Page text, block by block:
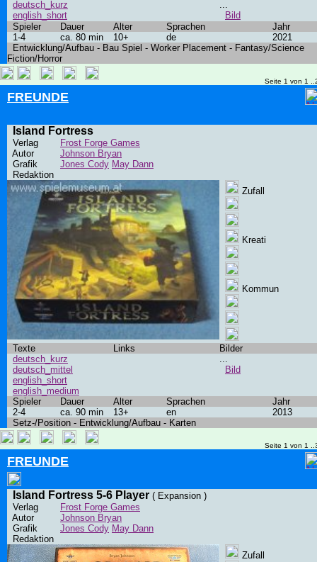
deutsch_kurz
english_short
...
Bild
Spieler
Dauer Alter Sprachen
Jahr
1-4
ca. 80 min 10+ de
2021
Entwicklung/Aufbau - Bau Spiel - Worker Placement - Fantasy/Science
Fiction/Horror
Seite 1 von 1
FREUNDE
Island Fortress
Verlag
Frost Forge Games
Autor
Johnson Bryan
Grafik
Jones Cody May Dann
Redaktion
Zufall
Kreati
Kommun
Texte Links
Bilder
deutsch_kurz
deutsch_mittel
english_short
english_medium
...
Bild
Spieler Dauer Alter Sprachen
Jahr
2-4
ca. 90 min 13+ en
2013
Setz-/Position - Entwicklung/Aufbau - Karten
Seite 1 von 1
FREUNDE
Island Fortress 5-6 Player ( Expansion )
Verlag
Frost Forge Games
Autor
Johnson Bryan
Grafik
Jones Cody May Dann
Redaktion
Zufall